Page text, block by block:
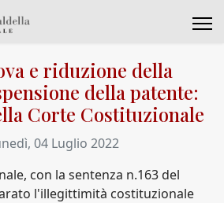
e riduzione della
della patente:
Corte Costituzionale
04 Luglio 2022
con la sentenza n.163 del
l'illegittimità costituzionale